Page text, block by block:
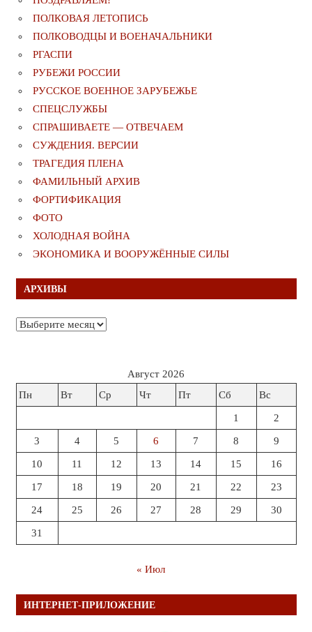
ПОЛКОВАЯ ЛЕТОПИСЬ
ПОЛКОВОДЦЫ И ВОЕНАЧАЛЬНИКИ
РГАСПИ
РУБЕЖИ РОССИИ
РУССКОЕ ВОЕННОЕ ЗАРУБЕЖЬЕ
СПЕЦСЛУЖБЫ
СПРАШИВАЕТЕ — ОТВЕЧАЕМ
СУЖДЕНИЯ. ВЕРСИИ
ТРАГЕДИЯ ПЛЕНА
ФАМИЛЬНЫЙ АРХИВ
ФОРТИФИКАЦИЯ
ФОТО
ХОЛОДНАЯ ВОЙНА
ЭКОНОМИКА И ВООРУЖЁННЫЕ СИЛЫ
АРХИВЫ
Архивы
Август 2026
Пн
Вт Ср Чт Пт Сб Вс
1 2
3 4 5 6 7 8 9
10 11 12 13 14 15 16
17 18 19 20 21 22 23
24 25 26 27 28 29 30
31
« Июл
ИНТЕРНЕТ-ПРИЛОЖЕНИЕ